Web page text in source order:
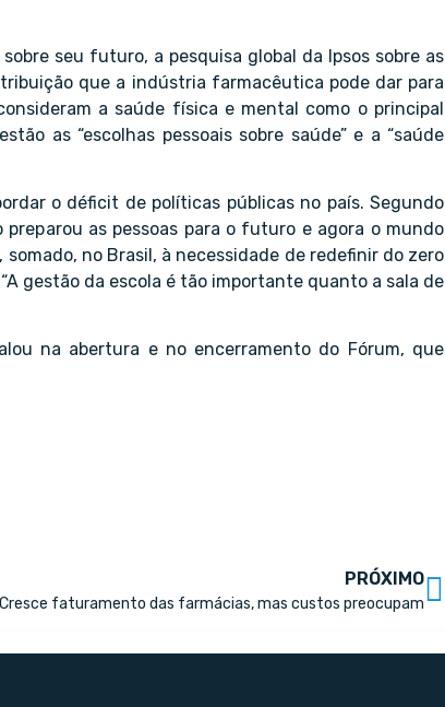
seu futuro, a pesquisa global da Ipsos sobre as
que a indústria farmacêutica pode dar para
a saúde física e mental como o principal
as “escolhas pessoais sobre saúde” e a “saúde
o déficit de políticas públicas no país. Segundo
as pessoas para o futuro e agora o mundo
no Brasil, à necessidade de redefinir do zero
gestão da escola é tão importante quanto a sala de
na abertura e no encerramento do Fórum, que
PRÓXIMO
Cresce faturamento das farmácias, mas custos preocupam